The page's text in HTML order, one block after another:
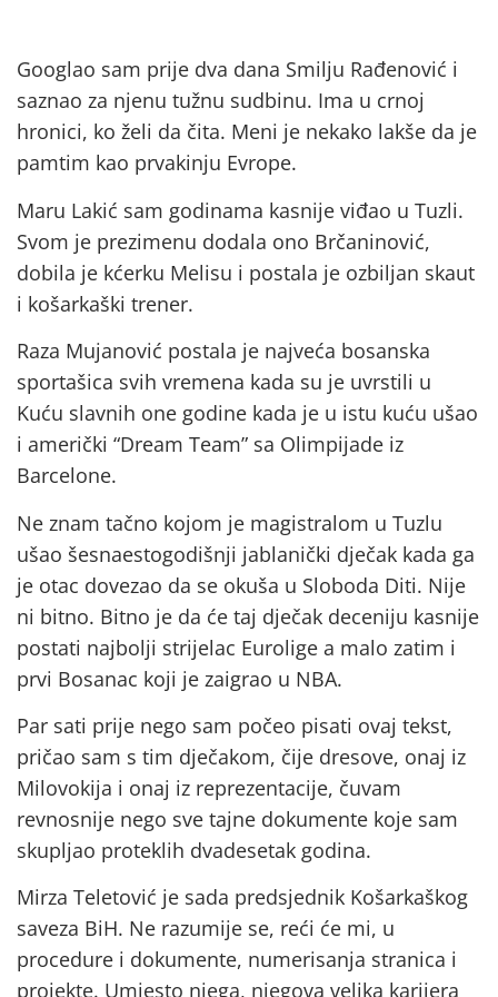
Googlao sam prije dva dana Smilju Rađenović i
saznao za njenu tužnu sudbinu. Ima u crnoj
hronici, ko želi da čita. Meni je nekako lakše da je
pamtim kao prvakinju Evrope.
Maru Lakić sam godinama kasnije viđao u Tuzli.
Svom je prezimenu dodala ono Brčaninović,
dobila je kćerku Melisu i postala je ozbiljan skaut
i košarkaški trener.
Raza Mujanović postala je najveća bosanska
sportašica svih vremena kada su je uvrstili u
Kuću slavnih one godine kada je u istu kuću ušao
i američki “Dream Team” sa Olimpijade iz
Barcelone.
Ne znam tačno kojom je magistralom u Tuzlu
ušao šesnaestogodišnji jablanički dječak kada ga
je otac dovezao da se okuša u Sloboda Diti. Nije
ni bitno. Bitno je da će taj dječak deceniju kasnije
postati najbolji strijelac Eurolige a malo zatim i
prvi Bosanac koji je zaigrao u NBA.
Par sati prije nego sam počeo pisati ovaj tekst,
pričao sam s tim dječakom, čije dresove, onaj iz
Milovokija i onaj iz reprezentacije, čuvam
revnosnije nego sve tajne dokumente koje sam
skupljao proteklih dvadesetak godina.
Mirza Teletović je sada predsjednik Košarkaškog
saveza BiH. Ne razumije se, reći će mi, u
procedure i dokumente, numerisanja stranica i
projekte. Umjesto njega, njegova velika karijera